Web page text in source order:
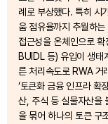
례로 부상했다. 특히 시
움 점유율까지 추월하
접근성을 온체인으로
BUIDL 등) 유입이 생태
른 처리속도로 RWA 거
‘토큰화 금융 인프라 확
산, 주식 등 실물자산을
을 묶어 하나의 토큰 구